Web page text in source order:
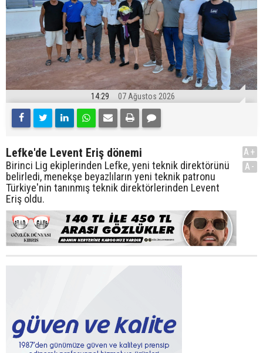
14:29 07 Ağustos 2026
Lefke'de Levent Eriş dönemi
Birinci Lig ekiplerinden Lefke, yeni teknik direktörünü
belirledi, menekşe beyazlıların yeni teknik patronu
Türkiye'nin tanınmış teknik direktörlerinden Levent
Eriş oldu.
A+
A-